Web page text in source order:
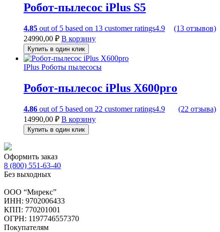
Робот-пылесос iPlus S5
4.85 out of 5 based on 13 customer ratings4.9
(13 отзывов)
24990,00 ₽ В корзину
Купить в один клик
IPlus Роботы пылесосы
Робот-пылесос iPlus X600pro
4.86 out of 5 based on 22 customer ratings4.9
(22 отзыва)
14990,00 ₽ В корзину
Купить в один клик
Оформить заказ
8 (800) 551-63-40
Без выходных
ООО “Мирекс”
ИНН: 9702006433
КПП: 770201001
ОГРН: 1197746557370
Покупателям